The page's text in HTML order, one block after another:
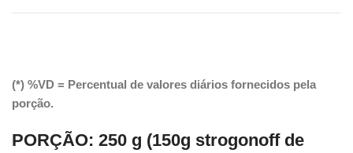
(*) %VD = Percentual de valores diários fornecidos pela
porção.
PORÇÃO: 250 g (150g strogonoff de